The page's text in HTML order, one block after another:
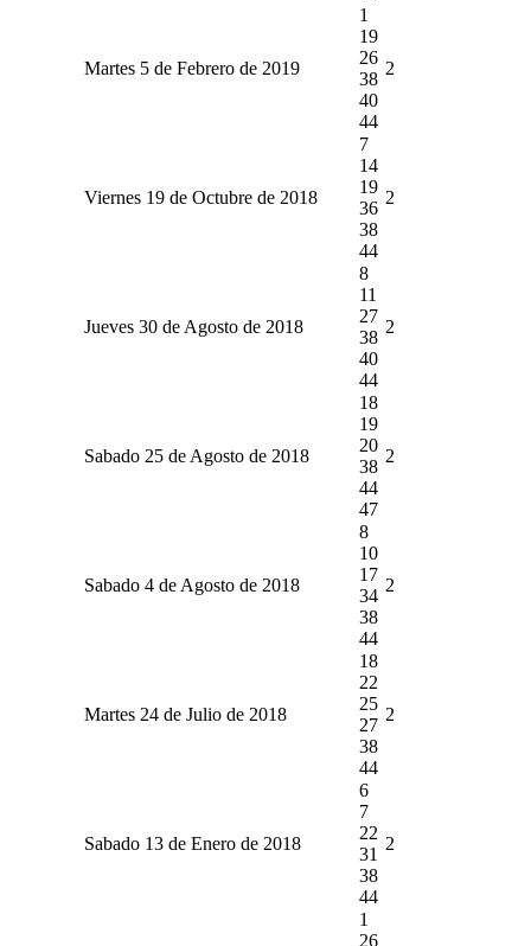
Martes 5 de Febrero de 2019
1
19
26
38
40
44
2
Viernes 19 de Octubre de 2018
7
14
19
36
38
44
2
Jueves 30 de Agosto de 2018
8
11
27
38
40
44
2
Sabado 25 de Agosto de 2018
18
19
20
38
44
47
2
Sabado 4 de Agosto de 2018
8
10
17
34
38
44
2
Martes 24 de Julio de 2018
18
22
25
27
38
44
2
Sabado 13 de Enero de 2018
6
7
22
31
38
44
2
1
26